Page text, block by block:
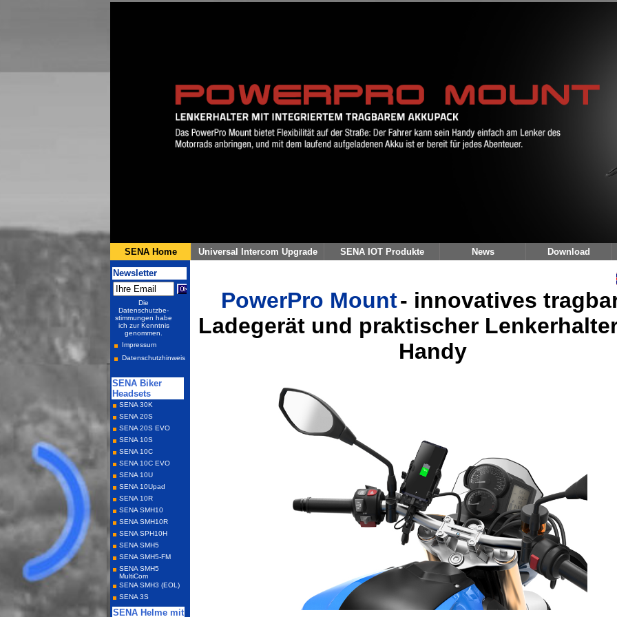
PowerPro Mount- innovatives
Ladegerät und praktischer
Handy